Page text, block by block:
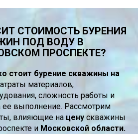
СТОИМОСТЬ БУРЕНИЯ
ПОД ВОДУ В
ПРОСПЕКТЕ?
стоит бурение скважины на
материалов,
сложность работы и
ее выполнение. Рассмотрим
влияющие на цену скважины
и Московской области.